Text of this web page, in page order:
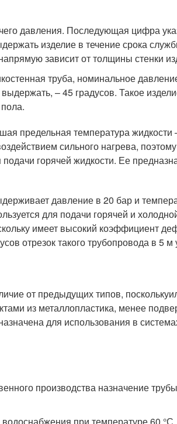
давления. Последующая цифра
изделие в течение срока
зависит от толщины стенки
труба, номинальное
– 45 градусов. Такое
предельная температура жидкости
сильного нагрева,
горячей жидкости. Ее
давление в 20 бар и
для подачи горячей и
имеет высокий коэффициент
отрезок такого трубопровода в 5 м
от предыдущих типов,
из металлопластика, менее
для использования в
производства назначение